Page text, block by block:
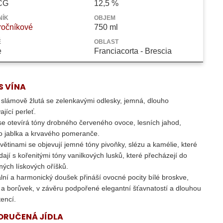
12,5 %
OBJEM
750 ml
OBLAST
Franciacorta - Brescia
VÍNA
žlutá se zelenkavými odlesky, jemná, dlouho
perleť.
otevírá tóny drobného červeného ovoce, lesních jahod,
jablka a krvavého pomeranče.
se objevují jemné tóny pivoňky, slézu a kamélie, které
s kořenitými tóny vanilkových lusků, které přecházejí do
lískových oříšků.
a harmonický doušek přináší ovocné pocity bílé broskve,
borůvek, v závěru podpořené elegantní šťavnatostí a dlouhou
JÍDLA
STEFANO DOCG